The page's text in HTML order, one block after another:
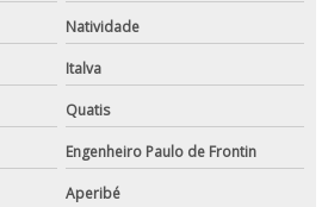
Natividade
Italva
Quatis
Engenheiro Paulo de Frontin
Aperibé